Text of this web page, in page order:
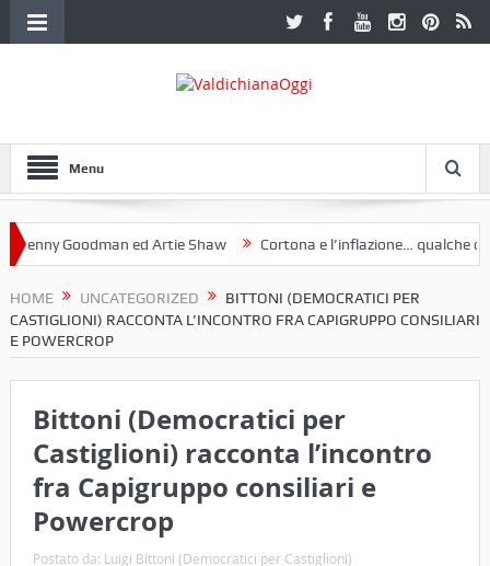
Menu
Goodman ed Artie Shaw Cortona e l’inflazione… qualche
HOME UNCATEGORIZED
BITTONI (DEMOCRATICI PER
CASTIGLIONI) RACCONTA L’INCONTRO FRA CAPIGRUPPO CONSILIARI
E POWERCROP
Bittoni (Democratici per
Castiglioni) racconta l’incontro
fra Capigruppo consiliari e
Powercrop
Postato da: Luigi Bittoni (Democratici per Castiglioni)